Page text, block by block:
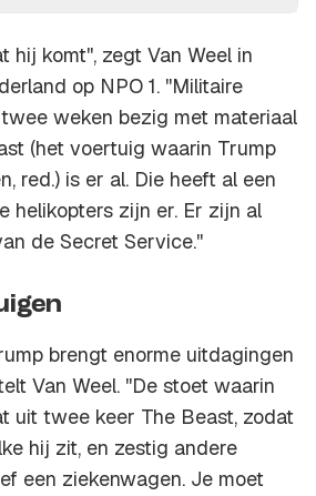
hij komt'', zegt Van Weel in
op NPO 1. ''Militaire
weken bezig met materiaal
(het voertuig waarin Trump
red.) is er al. Die heeft al een
helikopters zijn er. Er zijn al
de Secret Service.''
brengt enorme uitdagingen
Van Weel. ''De stoet waarin
uit twee keer The Beast, zodat
hij zit, en zestig andere
een ziekenwagen. Je moet